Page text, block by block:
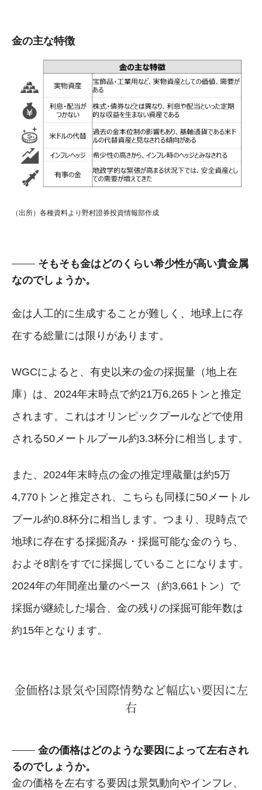
金の主な特徴
（出所）各種資料より野村證券投資情報部作成
そもそも金はどのくらい希少性が高い貴金属
なのでしょうか。
金は人工的に生成することが難しく、地球上に存
在する総量には限りがあります。
WGCによると、有史以来の金の採掘量（地上在
庫）は、2024年末時点で約21万6,265トンと推定
されます。これはオリンピックプールなどで使用
される50メートルプール約3.3杯分に相当します。
また、2024年末時点の金の推定埋蔵量は約5万
4,770トンと推定され、こちらも同様に50メートル
プール約0.8杯分に相当します。つまり、現時点で
地球に存在する採掘済み・採掘可能な金のうち、
およそ8割をすでに採掘していることになります。
2024年の年間産出量のペース（約3,661トン）で
採掘が継続した場合、金の残りの採掘可能年数は
約15年となります。
金価格は景気や国際情勢など幅広い要因に左
右
金の価格はどのような要因によって左右され
るのでしょうか。
金の価格を左右する要因は景気動向やインフレ、